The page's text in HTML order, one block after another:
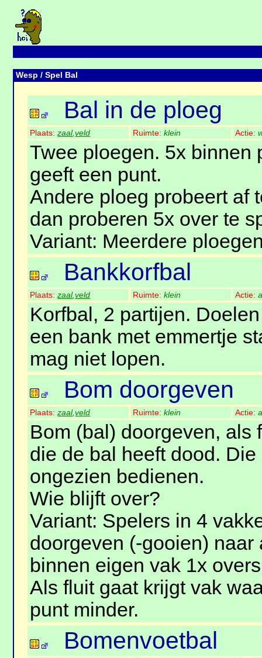
Wesp / Spel Bal
Bal in de ploeg
Plaats:zaal,veld Ruimte:klein Actie:
Twee ploegen. 5x binnen
geeft een punt.
Andere ploeg probeert af
dan proberen 5x over te
Variant: Meerdere
Bankkorfbal
Plaats:zaal,veld Ruimte:klein Actie:
Korfbal, 2 partijen.
een bank met emmertje
mag niet lopen.
Bom doorgeven
Plaats:zaal,veld Ruimte:klein Actie:
Bom (bal) doorgeven, als
die de bal heeft dood.
ongezien bedienen.
Wie blijft over?
Variant: Spelers in 4
doorgeven (-gooien) naar
binnen eigen vak 1x
Als fluit gaat krijgt vak
punt minder.
Bomenvoetbal